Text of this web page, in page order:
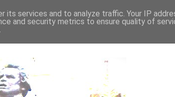
its services and to analyze traffic. Your IP
and security metrics to ensure quality of